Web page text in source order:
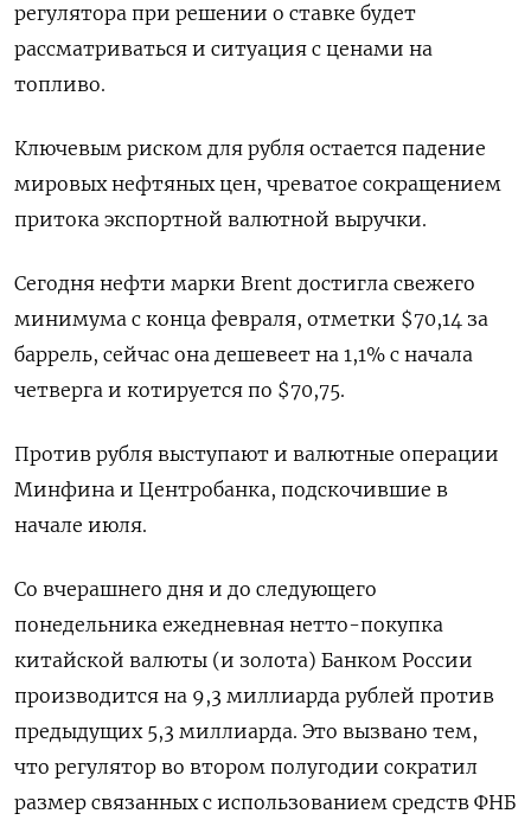
регулятора при решении о ставке будет
рассматриваться и ситуация с ценами на
топливо.
Ключевым риском для рубля остается падение
мировых нефтяных цен, чреватое сокращением
притока экспортной валютной выручки.
Сегодня нефти ​марки Brent достигла свежего
минимума с ​конца февраля, отметки $70,14 за
баррель, ‌сейчас она дешевеет на 1,1% с начала
четверга и котируется по $70,75.
Против рубля выступают и валютные операции
Минфина и Центробанка, подскочившие ​в
начале июля.
Со вчерашнего дня и до следующего
понедельника ежедневная нетто-покупка
китайской валюты (и золота) Банком России
производится на 9,3 миллиарда рублей против
предыдущих 5,3 миллиарда. Это вызвано тем,
что регулятор во втором полугодии сократил
размер связанных с использованием средств ФНБ